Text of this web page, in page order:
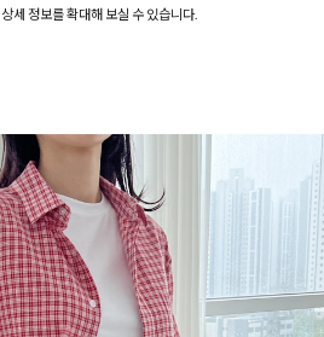
상세 정보를 확대해 보실 수 있습니다.